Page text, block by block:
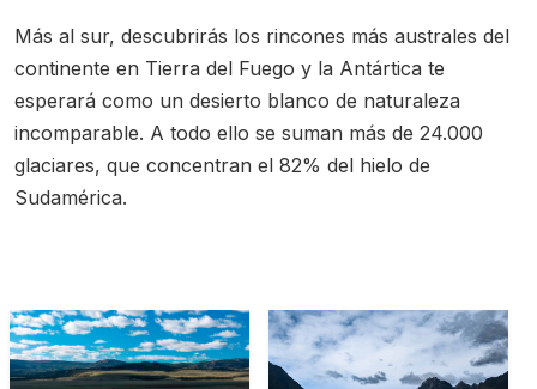
Más al sur, descubrirás los rincones más australes del
continente en Tierra del Fuego y la Antártica te
esperará como un desierto blanco de naturaleza
incomparable. A todo ello se suman más de 24.000
glaciares, que concentran el 82% del hielo de
Sudamérica.